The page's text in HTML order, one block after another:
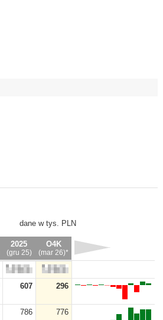
dane w tys. PLN
2025
(gru 25)
O4K
(mar 26)*
607 296
786 776